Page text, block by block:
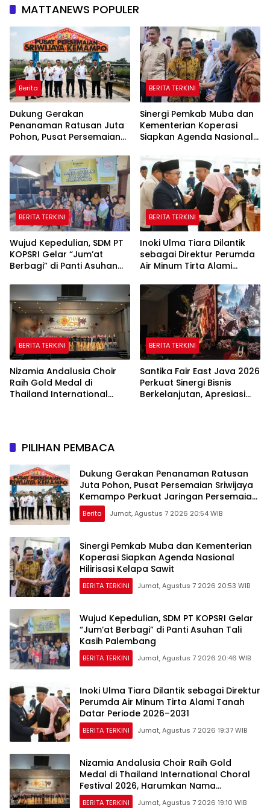
MATTANEWS POPULER
Berita
Dukung Gerakan
Penanaman Ratusan Juta
Pohon, Pusat Persemaian
Perkuat Jaringan
Persemaian Nasional*
BERITA TERKINI
Sinergi Pemkab Muba dan
Kementerian Koperasi
Siapkan Agenda Nasional
BERITA TERKINI
Wujud Kepedulian, SDM PT
KOPSRI Gelar “Jum’at
Berbagi” di Panti Asuhan
BERITA TERKINI
Inoki Ulma Tiara Dilantik
sebagai Direktur Perumda
Air Minum Tirta Alami
2026–2031
BERITA TERKINI
Nizamia Andalusia Choir
Raih Gold Medal di
Thailand International
BERITA TERKINI
Santika Fair East Java 2026
Perkuat Sinergi Bisnis
Berkelanjutan, Apresiasi
PILIHAN PEMBACA
Dukung Gerakan Penanaman Ratusan
Juta Pohon, Pusat Persemaian Sriwijaya
Kemampo Perkuat Jaringan Persemaian
Nasional*
Berita Jumat, Agustus 7 2026 20:54 WIB
Sinergi Pemkab Muba dan Kementerian
Koperasi Siapkan Agenda Nasional
Hilirisasi Kelapa Sawit
BERITA TERKINI Jumat, Agustus 7 2026 20:53 WIB
Wujud Kepedulian, SDM PT KOPSRI Gelar
“Jum’at Berbagi” di Panti Asuhan Tali
Kasih Palembang
BERITA TERKINI Jumat, Agustus 7 2026 20:46 WIB
Inoki Ulma Tiara Dilantik sebagai Direktur
Perumda Air Minum Tirta Alami Tanah
Datar Periode 2026–2031
BERITA TERKINI Jumat, Agustus 7 2026 19:37 WIB
Nizamia Andalusia Choir Raih Gold
Medal di Thailand International Choral
Festival 2026, Harumkan Nama
Indonesia
BERITA TERKINI Jumat, Agustus 7 2026 19:10 WIB